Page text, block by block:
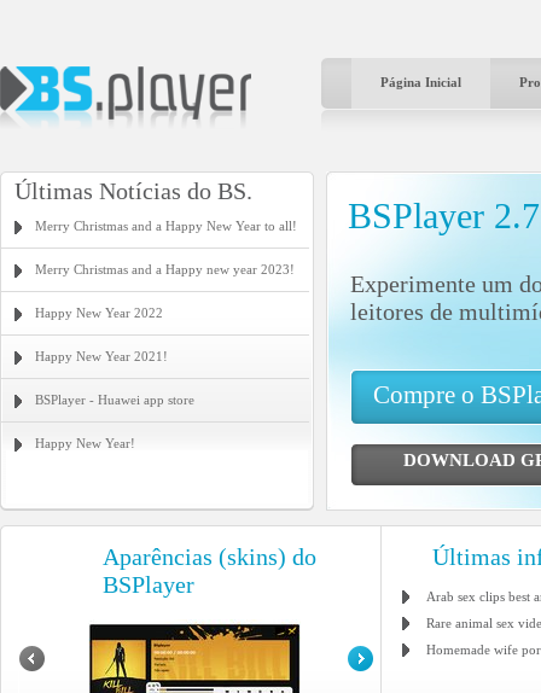
Página Inicial
Últimas Notícias do BS.
Merry Christmas and a Happy New Year to all!
Merry Christmas and a Happy new year 2023!
Happy New Year 2022
Happy New Year 2021!
BSPlayer - Huawei app store
Happy New Year!
BSPlayer
Experimente um
leitores de
Compre o
DOWNLOAD
Aparências (skins) do
BSPlayer
Últimas
Arab sex clips best
Rare animal sex
Homemade wife